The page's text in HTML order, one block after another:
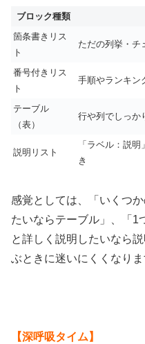
ブロック種類
箇条書きリス
ト
ただの列挙・チ
番号付きリス
ト
手順やランキン
テーブル
（表）
行や列でしっか
説明リスト
「ラベル：説
き
感覚としては、「いくつ
たいならテーブル」、「1
と詳しく説明したいなら
ぶときに迷いにくくなりま
【深呼吸タイム】